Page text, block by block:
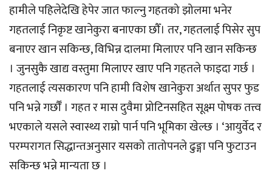
हामीले पहिलेदेखि हेपेर जात फाल्नु गहतको झोलमा भनेर
गहतलाई निकृष्ट खानेकुरा बनाएका छौँ। तर, गहतलाई पिसेर सुप
बनाएर खान सकिन्छ, विभिन्न दालमा मिलाएर पनि खान सकिन्छ
। जुनसुकै खाद्य वस्तुमा मिलाएर खाए पनि गहतले फाइदा गर्छ ।
गहतलाई त्यसकारण पनि हामी विशेष खानेकुरा अर्थात सुपर फुड
पनि भन्ने गर्छौँ । गहत र मास दुवैमा प्रोटिनसहित सूक्ष्म पोषक तत्त्व
भएकाले यसले स्वास्थ्य राम्रो पार्न पनि भूमिका खेल्छ । ‘आयुर्वेद र
परम्परागत सिद्धान्तअनुसार यसको तातोपनले ढुङ्गा पनि फुटाउन
सकिन्छ भन्ने मान्यता छ ।